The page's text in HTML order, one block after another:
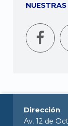
Dirección
Av. 12 de